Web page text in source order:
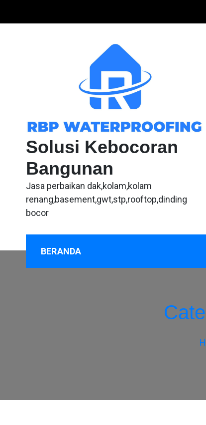
Solusi Kebocoran
Bangunan
Jasa perbaikan dak,kolam,kolam
renang,basement,gwt,stp,rooftop,dinding
bocor
BERANDA